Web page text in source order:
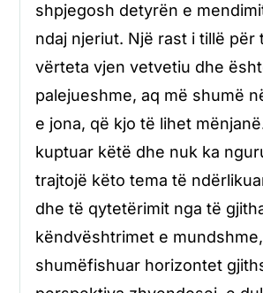
shpjegosh detyrën e
ndaj njeriut. Një rast i tillë për
vërteta vjen vetvetiu dhe
palejueshme, aq më shumë
e jona, që kjo të lihet
kuptuar këtë dhe nuk ka
trajtojë këto tema të
dhe të qytetërimit nga të
këndvështrimet e
shumëfishuar horizontet